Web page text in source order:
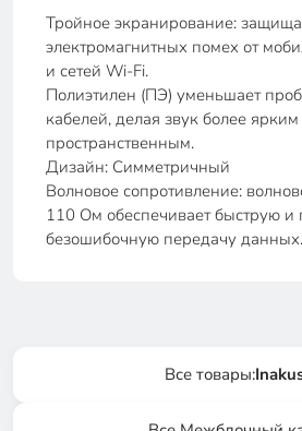
Тройное экранирование:
электромагнитных помех от
и сетей Wi-Fi.
Полиэтилен (ПЭ) уменьшает
кабелей, делая звук более
пространственным.
Дизайн: Симметричный
Волновое сопротивление:
110 Ом обеспечивает быструю и
безошибочную передачу данных.
Все товары: